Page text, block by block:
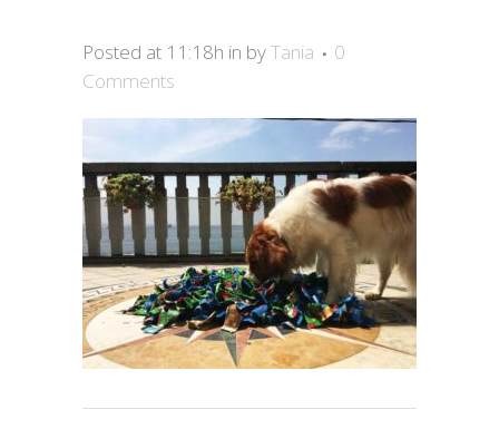
Posted at 11:18h in byTania
0
Comments